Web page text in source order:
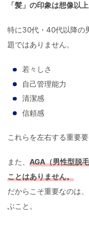
「髪」の印象は想像以
特に30代・40代以降の
題ではありません。
若々しさ
自己管理能力
清潔感
信頼感
これらを左右する重要
また、 AGA（男性型脱
ことはありません。
だからこそ重要なのは
ぶこと。